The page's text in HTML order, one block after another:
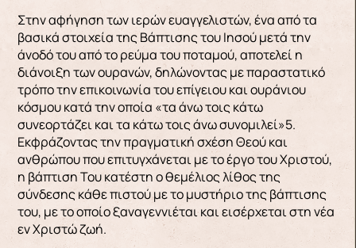
Στην αφήγηση των ιερών ευαγγελιστών, ένα από τα
βασικά στοιχεία της Βάπτισης του Ιησού μετά την
άνοδό του από το ρεύμα του ποταμού, αποτελεί η
διάνοιξη των ουρανών, δηλώνοντας με παραστατικό
τρόπο την επικοινωνία του επίγειου και ουράνιου
κόσμου κατά την οποία «τα άνω τοις κάτω
συνεορτάζει και τα κάτω τοις άνω συνομιλεί»5.
Εκφράζοντας την πραγματική σχέση Θεού και
ανθρώπου που επιτυγχάνεται με το έργο του Χριστού,
η βάπτιση Του κατέστη ο θεμέλιος λίθος της
σύνδεσης κάθε πιστού με το μυστήριο της βάπτισης
του, με το οποίο ξαναγεννιέται και εισέρχεται στη νέα
εν Χριστώ ζωή.